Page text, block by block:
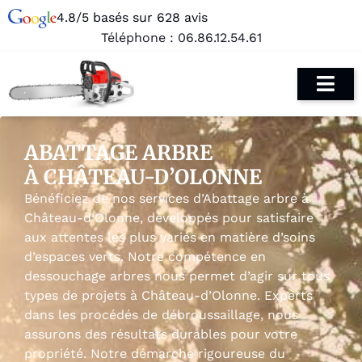
4.8/5 basés sur 628 avis
Téléphone : 06.86.12.54.61
ABATTAGE ARBRE
À CHÂTEAU-D’OLONNE
Bénéficiez de nos services d’Abattage arbre à
Château-d’Olonne, développés pour satisfaire
aux attentes les plus variés en matière d’soins
d’espaces verts. Notre compétence en
dessouchage arbres nous permet d’agir sur tous
types de projets à Château-d’Olonne. Experts
dans les procédés de débroussaillage, nous
assurons des résultats durables pour votre
propriété. Notre démarche rigoureuse du